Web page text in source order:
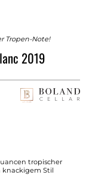
Tropen-Note!
2019
tropischer
knackigem Stil